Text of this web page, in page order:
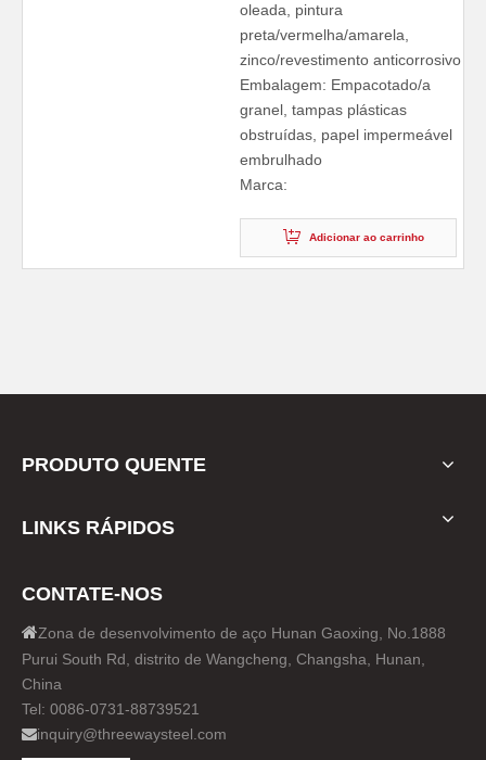
oleada, pintura
preta/vermelha/amarela,
zinco/revestimento anticorrosivo
Embalagem: Empacotado/a
granel, tampas plásticas
obstruídas, papel impermeável
embrulhado
Marca:
Adicionar ao carrinho
PRODUTO QUENTE
LINKS RÁPIDOS
CONTATE-NOS
Zona de desenvolvimento de aço Hunan Gaoxing, No.1888
Purui South Rd, distrito de Wangcheng, Changsha, Hunan,
China
Tel: 0086-0731-88739521
inquiry@threewaysteel.com